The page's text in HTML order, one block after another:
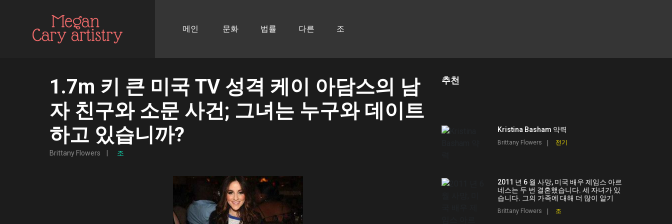
메인 문화 법률 다른 조
1.7m 키 큰 미국 TV 성격 케이 아담스의 남
자 친구와 소문 사건; 그녀는 누구와 데이트
하고 있습니까?
Brittany Flowers 조
추천
Kristina Basham 약력
Brittany Flowers 전기
2011 년 6 월 사망, 미국 배우 제임스 아르
네스는 두 번 결혼했습니다. 세 자녀가 있
습니다. 그의 가족에 대해 더 많이 알기
Brittany Flowers 조